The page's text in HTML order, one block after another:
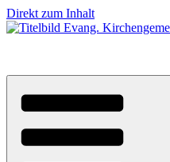
Direkt zum Inhalt